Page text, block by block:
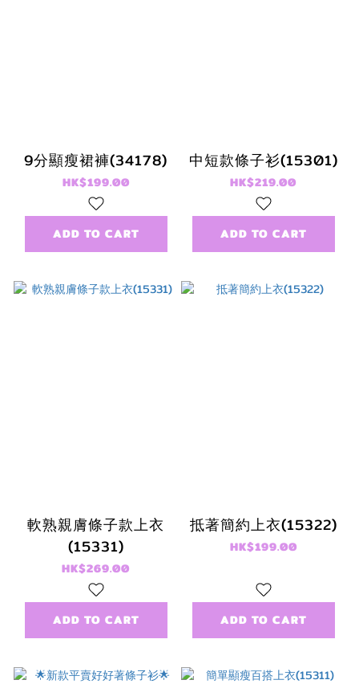
9分顯瘦裙褲(34178)
HK$199.00
ADD TO CART
中短款條子衫(15301)
HK$219.00
ADD TO CART
軟熟親膚條子款上衣
(15331)
HK$269.00
ADD TO CART
抵著簡約上衣(15322)
HK$199.00
ADD TO CART